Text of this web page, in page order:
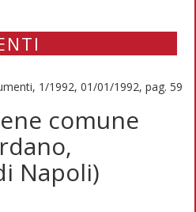
1/1992, 01/01/1992, pag. 59
comune
Napoli)